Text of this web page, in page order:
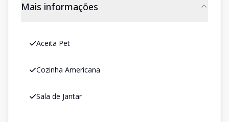
Mais informações
Aceita Pet
Cozinha Americana
Sala de Jantar